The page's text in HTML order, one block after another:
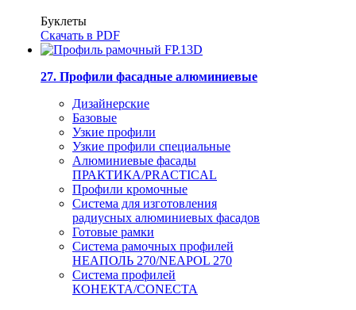
Буклеты
Скачать в PDF
27. Профили фасадные алюминиевые
Дизайнерские
Базовые
Узкие профили
Узкие профили специальные
Алюминиевые фасады
ПРАКТИКА/PRACTICAL
Профили кромочные
Система для изготовления
радиусных алюминиевых фасадов
Готовые рамки
Система рамочных профилей
НЕАПОЛЬ 270/NEAPOL 270
Система профилей
КОНЕКТА/CONECTA